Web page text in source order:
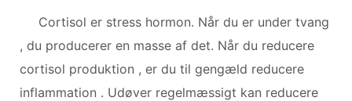
Cortisol er stress hormon. Når du er under tvang
, du producerer en masse af det. Når du reducere
cortisol produktion , er du til gengæld reducere
inflammation . Udøver regelmæssigt kan reducere